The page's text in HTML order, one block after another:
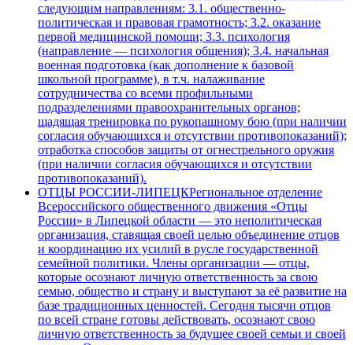
следующим направлениям: 3.1. общественно-
политическая и правовая грамотность; 3.2. оказание
первой медицинской помощи; 3.3. психология
(направление — психология общения); 3.4. начальная
военная подготовка (как дополнение к базовой
школьной программе), в т.ч. налаживание
сотрудничества со всеми профильными
подразделениями правоохранительных органов;
щадящая тренировка по рукопашному бою (при наличии
согласия обучающихся и отсутствии противопоказаний);
отработка способов защиты от огнестрельного оружия
(при наличии согласия обучающихся и отсутствии
противопоказаний).
ОТЦЫ РОССИИ-ЛИПЕЦКРегиональное отделение
Всероссийского общественного движения «Отцы
России» в Липецкой области — это неполитическая
организация, ставящая своей целью объединение отцов
и координацию их усилий в русле государственной
семейной политики. Члены организации — отцы,
которые осознают личную ответственность за свою
семью, общество и страну и выступают за её развитие на
базе традиционных ценностей. Сегодня тысячи отцов
по всей стране готовы действовать, осознают свою
личную ответственность за будущее своей семьи и своей